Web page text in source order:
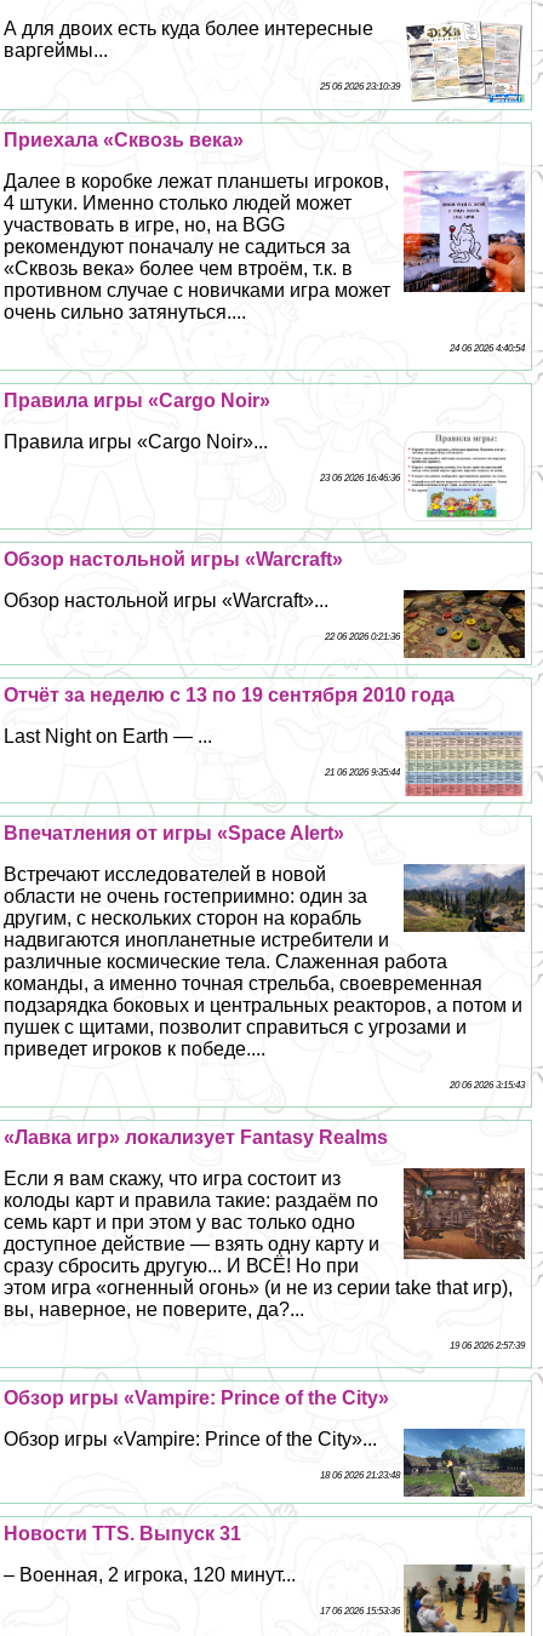
А для двоих есть куда более интересные
варгeймы...
25 06 2026 23:10:39
Приехала «Сквозь века»
Далее в коробке лежат планшеты игроков,
4 штуки. Именно столько людей может
участвовать в игре, но, на BGG
рекомендуют поначалу не садиться за
«Сквозь века» более чем втроём, т.к. в
противном случае с новичками игра может
очень сильно затянуться....
24 06 2026 4:40:54
Правила игры «Cargo Noir»
Правила игры «Cargo Noir»...
23 06 2026 16:46:36
Обзор настольной игры «Warcraft»
Обзор настольной игры «Warcraft»...
22 06 2026 0:21:36
Отчёт за неделю с 13 по 19 сентября 2010 года
Last Night on Earth — ...
21 06 2026 9:35:44
Впечатления от игры «Space Alert»
Встречают исследователей в новой
области не очень гостеприимно: один за
другим, с нескольких сторон на корабль
надвигаются инопланетные истребители и
различные космические тела. Слаженная работа
комaнды, а именно точная стрельба, своевременная
подзарядка боковых и центральных реакторов, а потом и
пушек с щитами, позволит справиться с угрозами и
приведет игроков к победе....
20 06 2026 3:15:43
«Лавка игр» локализует Fantasy Realms
Если я вам скажу, что игра состоит из
колоды карт и правила такие: раздаём по
семь карт и при этом у вас только одно
доступное действие — взять одну карту и
сразу сбросить другую... И ВСЁ! Но при
этом игра «огненный огонь» (и не из серии take that игр),
вы, наверное, не поверите, да?...
19 06 2026 2:57:39
Обзор игры «Vampire: Prince of the City»
Обзор игры «Vampire: Prince of the City»...
18 06 2026 21:23:48
Новости TTS. Выпуск 31
– Военная, 2 игрока, 120 минут...
17 06 2026 15:53:36